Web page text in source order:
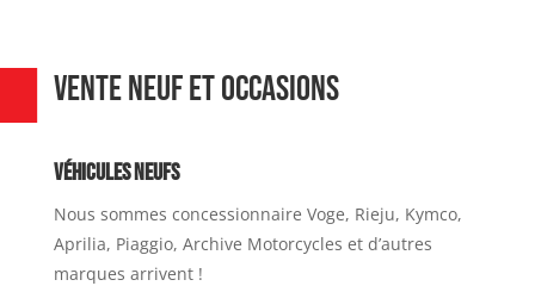
VENTE NEUF ET OCCASIONS
Véhicules neufs
Nous sommes concessionnaire Voge, Rieju, Kymco,
Aprilia, Piaggio, Archive Motorcycles et d’autres
marques arrivent !